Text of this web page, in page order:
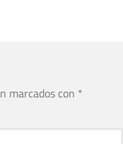
marcados con *